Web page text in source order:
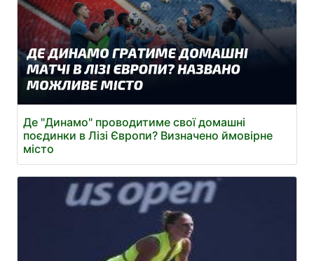
Де "Динамо" проводитиме свої домашні
поєдинки в Лізі Європи? Визначено ймовірне
місто